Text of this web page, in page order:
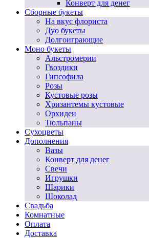
Конверт для денег
Сборные букеты
На вкус флориста
Дуо букеты
Долгоиграющие
Моно букеты
Альстромерии
Гвоздики
Гипсофила
Розы
Кустовые розы
Хризантемы кустовые
Орхидеи
Тюльпаны
Сухоцветы
Дополнения
Вазы
Конверт для денег
Свечи
Игрушки
Шарики
Шоколад
Свадьба
Комнатные
Оплата
Доставка